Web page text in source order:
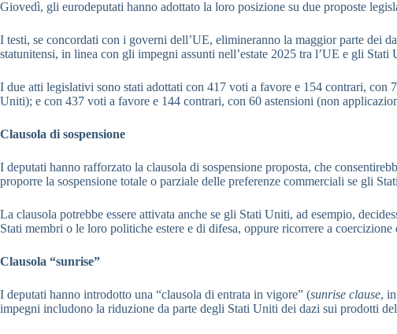
Giovedì, gli eurodeputati hanno adottato la loro posizione su due proposte
I testi, se concordati con i governi dell’UE, elimineranno la maggior parte dei
statunitensi, in linea con gli impegni assunti nell’estate 2025 tra l’UE e gli Stati
I due atti legislativi sono stati adottati con 417 voti a favore e 154 contrari,
Uniti); e con 437 voti a favore e 144 contrari, con 60 astensioni (non
Clausola di sospensione
I deputati hanno rafforzato la clausola di sospensione proposta, che
proporre la sospensione totale o parziale delle preferenze commerciali se gli
La clausola potrebbe essere attivata anche se gli Stati Uniti, ad esempio,
Stati membri o le loro politiche estere e di difesa, oppure ricorrere a coercizione
Clausola “sunrise”
I deputati hanno introdotto una “clausola di entrata in vigore” (sunrise clause,
impegni includono la riduzione da parte degli Stati Uniti dei dazi sui prodotti